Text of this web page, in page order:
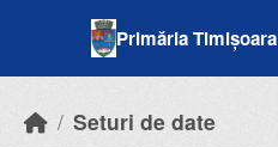
Primăria Timișoara
Seturi de date